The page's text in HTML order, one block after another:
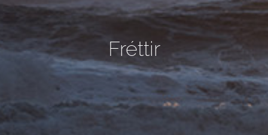
Fréttir